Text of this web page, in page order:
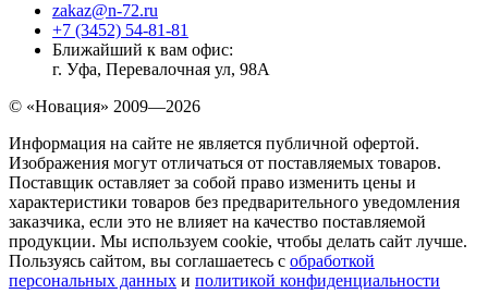
zakaz@n-72.ru
+7 (3452) 54-81-81
Ближайший к вам офис:
г. Уфа, Перевалочная ул, 98А
© «Новация» 2009—2026
Информация на сайте не является публичной офертой.
Изображения могут отличаться от поставляемых товаров.
Поставщик оставляет за собой право изменить цены и
характеристики товаров без предварительного уведомления
заказчика, если это не влияет на качество поставляемой
продукции. Мы используем cookie, чтобы делать сайт лучше.
Пользуясь сайтом, вы соглашаетесь с обработкой
персональных данных и политикой конфиденциальности